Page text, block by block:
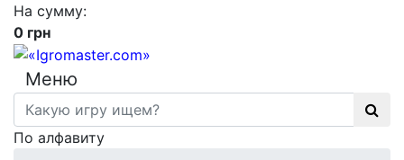
На сумму:
0 грн
Меню
По алфавиту